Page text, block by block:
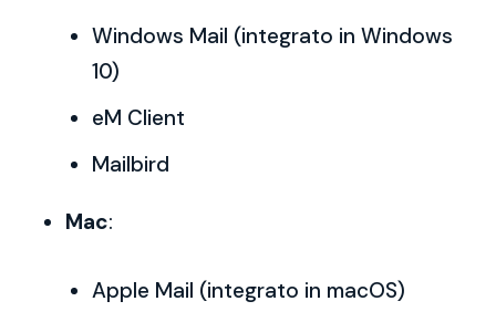
Windows Mail (integrato in Windows
10)
eM Client
Mailbird
Mac:
Apple Mail (integrato in macOS)